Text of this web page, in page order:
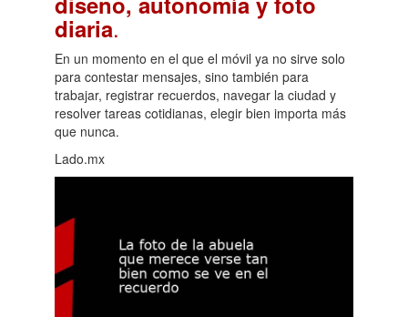
diaria.
En un momento en el que el móvil ya no sirve solo
para contestar mensajes, sino también para
trabajar, registrar recuerdos, navegar la ciudad y
resolver tareas cotidianas, elegir bien importa más
que nunca.
Lado.mx